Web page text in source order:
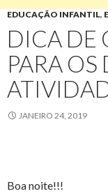
EDUCAÇÃO INFANTIL,
DICA DE
PARA OS
JANEIRO 24, 2019
Boa noite!!!